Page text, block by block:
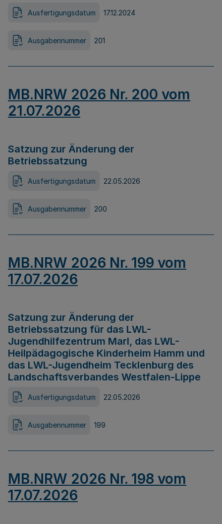
Ausfertigungsdatum 17.12.2024
Ausgabennummer 201
MB.NRW 2026 Nr. 200 vom
21.07.2026
Satzung zur Änderung der
Betriebssatzung
Ausfertigungsdatum 22.05.2026
Ausgabennummer 200
MB.NRW 2026 Nr. 199 vom
17.07.2026
Satzung zur Änderung der
Betriebssatzung für das LWL-
Jugendhilfezentrum Marl, das LWL-
Heilpädagogische Kinderheim Hamm und
das LWL-Jugendheim Tecklenburg des
Landschaftsverbandes Westfalen-Lippe
Ausfertigungsdatum 22.05.2026
Ausgabennummer 199
MB.NRW 2026 Nr. 198 vom
17.07.2026